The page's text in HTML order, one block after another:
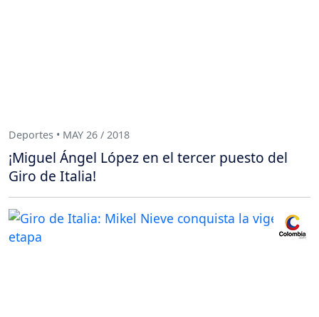
Deportes • MAY 26 / 2018
¡Miguel Ángel López en el tercer puesto del
Giro de Italia!